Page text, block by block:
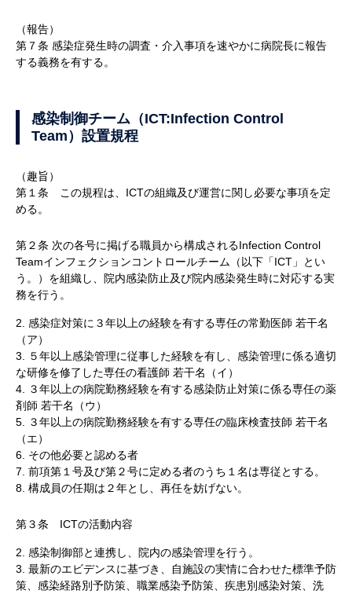
（報告）
第７条 感染症発生時の調査・介入事項を速やかに病院長に報告
する義務を有する。
感染制御チーム（ICT:Infection Control
Team）設置規程
（趣旨）
第１条 この規程は、ICTの組織及び運営に関し必要な事項を定
める。
第２条 次の各号に掲げる職員から構成されるInfection Control
Teamインフェクションコントロールチーム（以下「ICT」とい
う。）を組織し、院内感染防止及び院内感染発生時に対応する実
務を行う。
2. 感染症対策に３年以上の経験を有する専任の常勤医師 若干名
（ア）
3. ５年以上感染管理に従事した経験を有し、感染管理に係る適切
な研修を修了した専任の看護師 若干名（イ）
4. ３年以上の病院勤務経験を有する感染防止対策に係る専任の薬
剤師 若干名（ウ）
5. ３年以上の病院勤務経験を有する専任の臨床検査技師 若干名
（エ）
6. その他必要と認める者
7. 前項第１号及び第２号に定める者のうち１名は専従とする。
8. 構成員の任期は２年とし、再任を妨げない。
第３条 ICTの活動内容
2. 感染制御部と連携し、院内の感染管理を行う。
3. 最新のエビデンスに基づき、自施設の実情に合わせた標準予防
策、感染経路別予防策、職業感染予防策、疾患別感染対策、洗